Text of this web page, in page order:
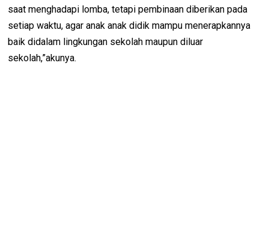
saat menghadapi lomba, tetapi pembinaan diberikan pada
setiap waktu, agar anak anak didik mampu menerapkannya
baik didalam lingkungan sekolah maupun diluar
sekolah,”akunya.